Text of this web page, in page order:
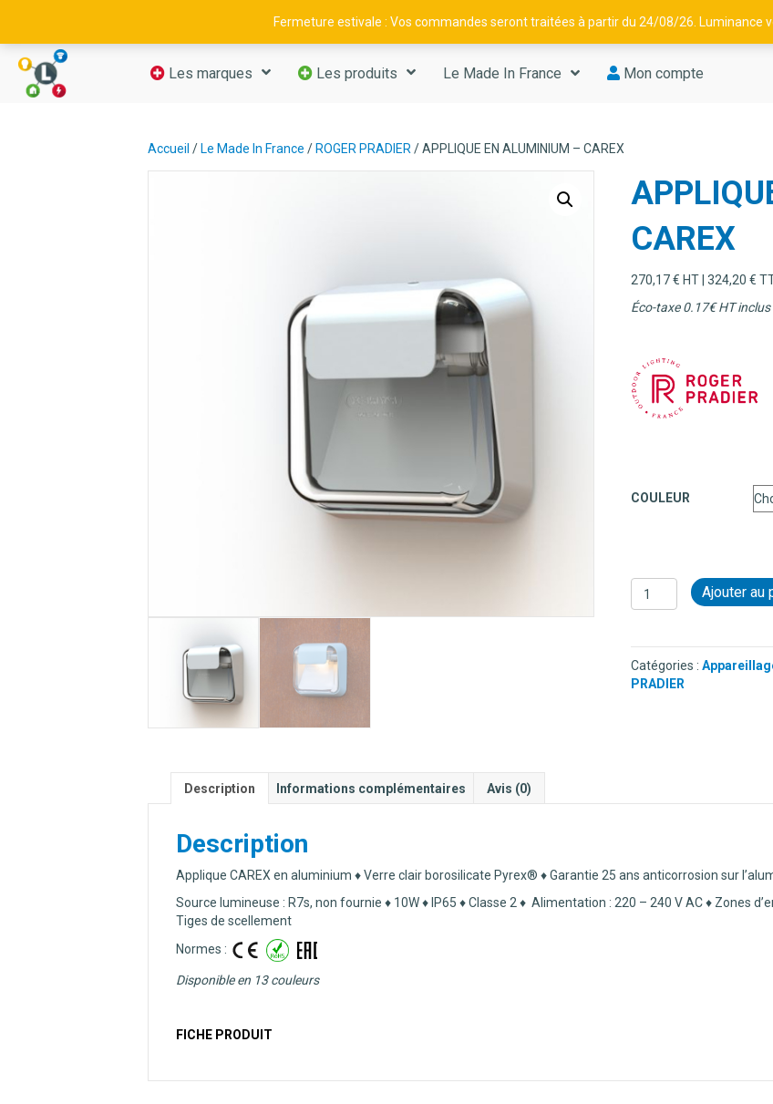
Fermeture estivale : Vos commandes seront traitées à partir du 24/08/26. Luminance
contact@luminance-fr.com
Les marques Les produits Le Made In France Mon compte
Accueil / Le Made In France / ROGER PRADIER / APPLIQUE EN ALUMINIUM – CAREX
CAREX
270,17€ HT |324,20€
Éco-taxe 0.17€ HT inclus
COULEUR
quantité
de
ALUMINIUM
-
Ajouter au
Catégories :
PRADIER
Description Informations complémentaires Avis (0)
Description
Applique CAREX en aluminium ♦ Verre clair borosilicate Pyrex® ♦ Garantie 25 ans anticorrosion sur
Source lumineuse : R7s, non fournie ♦ 10W ♦ IP65 ♦ Classe 2 ♦ Alimentation : 220 – 240 V AC ♦ Zones
Tiges de scellement
Normes :
Disponible en 13 couleurs
FICHE PRODUIT